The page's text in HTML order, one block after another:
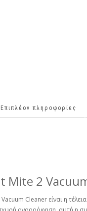
Επιπλέον πληροφορίες
Mite 2
Cleaner είναι η